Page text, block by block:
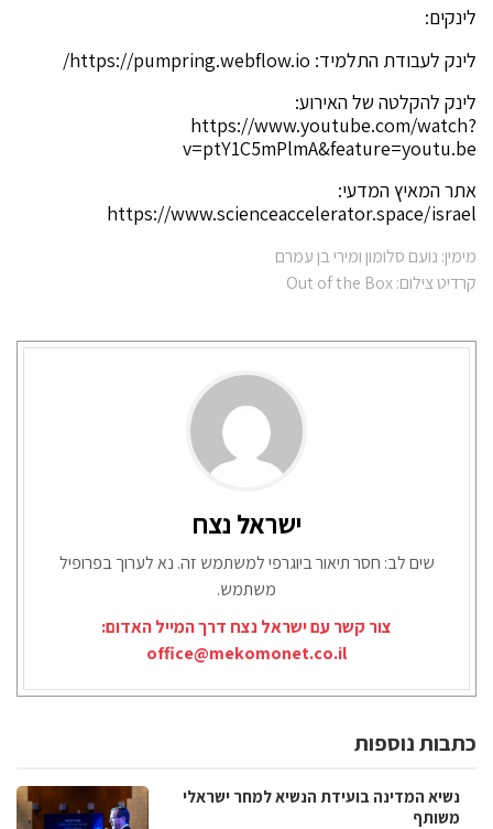
לינקים:
לינק לעבודת התלמיד: https://pumpring.webflow.io/
לינק להקלטה של האירוע:
https://www.youtube.com/watch?
v=ptY1C5mPlmA&feature=youtu.be
אתר המאיץ המדעי:
https://www.scienceaccelerator.space/israel
מימין: נועם סלומון ומירי בן עמרם
קרדיט צילום: Out of the Box
ישראל נצח
שים לב: חסר תיאור ביוגרפי למשתמש זה. נא לערוך בפרופיל
משתמש.
צור קשר עם ישראל נצח דרך המייל האדום:
office@mekomonet.co.il
כתבות נוספות
נשיא המדינה בועידת הנשיא למחר ישראלי
משותף